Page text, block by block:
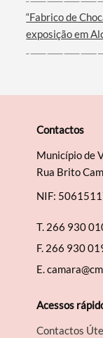
“Fabrico de
exposição em
Contactos
Município de
Rua Brito
NIF:
T. 266 930
F. 266 930
E.
Acessos
Contactos